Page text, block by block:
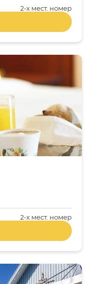
2-x мест. номер
2-x мест. номер